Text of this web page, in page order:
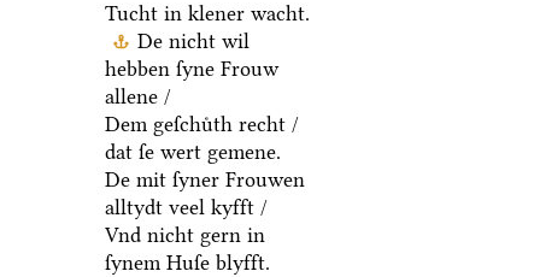
Tucht in klener wacht.
De nicht wil
hebben ſyne Frouw
allene /
Dem geſchuͤth recht /
dat ſe wert gemene.
De mit ſyner Frouwen
alltydt veel kyfft /
Vnd nicht gern in
ſynem Huſe blyfft.